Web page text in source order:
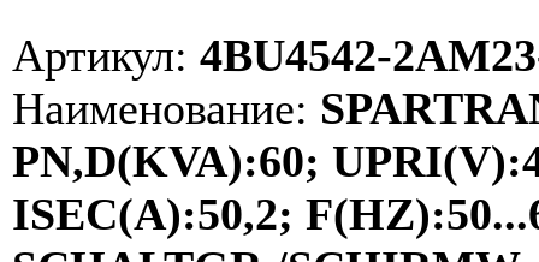
Артикул: 4BU4542-
Наименование:
PN,D(KVA):60;
ISEC(A):50,2;